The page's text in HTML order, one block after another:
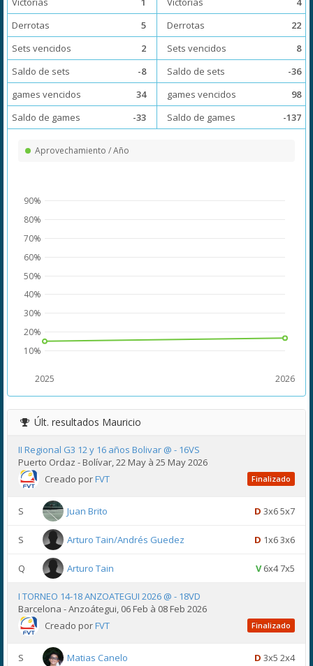
Derrotas
5
Sets vencidos
2
Saldo de sets
-8
games vencidos
34
Saldo de games
-33
Derrotas
22
Sets vencidos
8
Saldo de sets
-36
games vencidos
98
Saldo de games
-137
Aprovechamiento / Año
2025 2026
10%
20%
30%
40%
50%
60%
70%
80%
90%
Últ. resultados Mauricio
II Regional G3 12 y 16 años Bolivar @ - 16VS
Puerto Ordaz - Bolívar, 22 May à 25 May 2026
Creado porFVT Finalizado
S Juan Brito D 3x6 5x7
S Arturo Tain/Andrés Guedez D 1x6 3x6
Q Arturo Tain V6x4 7x5
I TORNEO 14-18 ANZOATEGUI 2026 @ - 18VD
Barcelona - Anzoátegui, 06 Feb à 08 Feb 2026
Creado porFVT Finalizado
S Matias Canelo D 3x5 2x4